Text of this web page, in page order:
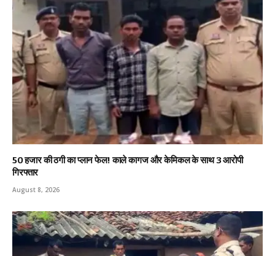
₹50 हजार की ठगी का प्लान फेल! काले कागज और केमिकल के साथ 3 आरोपी
गिरफ्तार
August 8, 2026